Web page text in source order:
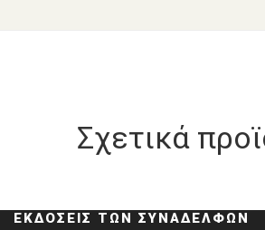
Σχετικά
ΕΚΔΌΣΕΙΣ ΤΩΝ ΣΥΝΑΔΈΛΦΩΝ